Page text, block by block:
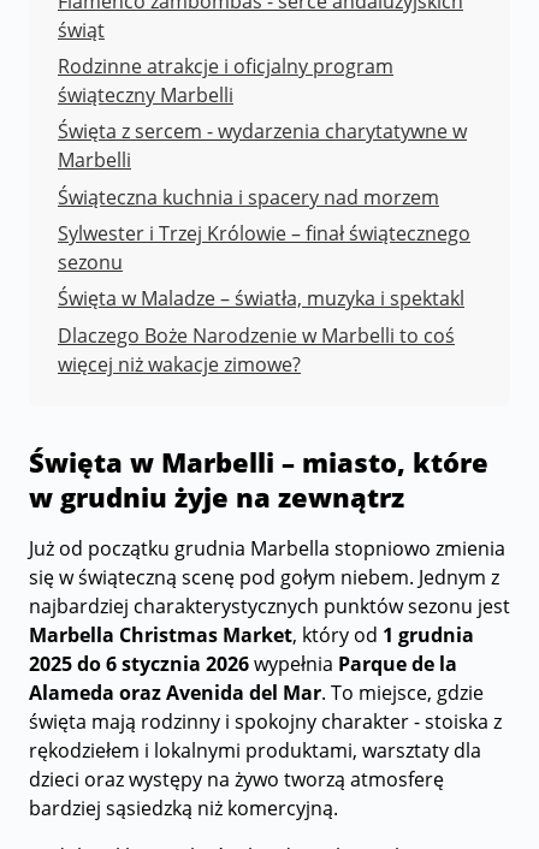
świąt
Rodzinne atrakcje i oficjalny program
świąteczny Marbelli
Święta z sercem - wydarzenia charytatywne w
Marbelli
Świąteczna kuchnia i spacery nad morzem
Sylwester i Trzej Królowie – finał świątecznego
sezonu
Święta w Maladze – światła, muzyka i spektakl
Dlaczego Boże Narodzenie w Marbelli to coś
więcej niż wakacje zimowe?
Święta w Marbelli – miasto, które
w grudniu żyje na zewnątrz
Już od początku grudnia Marbella stopniowo zmienia
się w świąteczną scenę pod gołym niebem. Jednym z
najbardziej charakterystycznych punktów sezonu jest
Marbella Christmas Market, który od 1 grudnia
2025 do 6 stycznia 2026wypełnia Parque de la
Alameda oraz Avenida del Mar. To miejsce, gdzie
święta mają rodzinny i spokojny charakter - stoiska z
rękodziełem i lokalnymi produktami, warsztaty dla
dzieci oraz występy na żywo tworzą atmosferę
bardziej sąsiedzką niż komercyjną.